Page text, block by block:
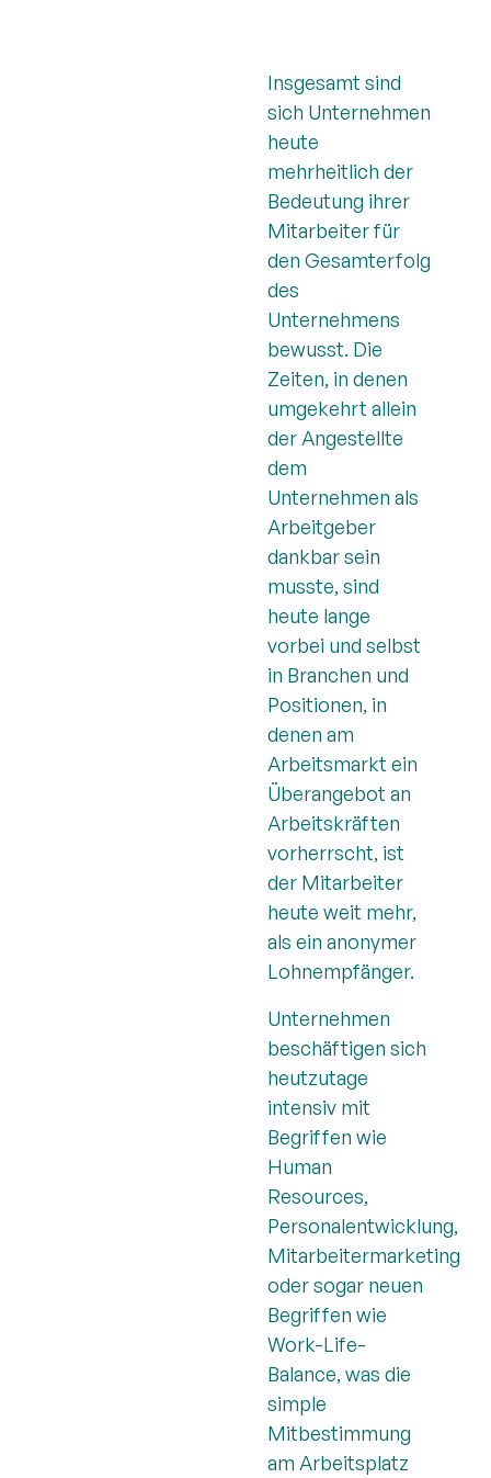
Insgesamt sind
sich Unternehmen
heute
mehrheitlich der
Bedeutung ihrer
Mitarbeiter für
den Gesamterfolg
des
Unternehmens
bewusst. Die
Zeiten, in denen
umgekehrt allein
der Angestellte
dem
Unternehmen als
Arbeitgeber
dankbar sein
musste, sind
heute lange
vorbei und selbst
in Branchen und
Positionen, in
denen am
Arbeitsmarkt ein
Überangebot an
Arbeitskräften
vorherrscht, ist
der Mitarbeiter
heute weit mehr,
als ein anonymer
Lohnempfänger.
Unternehmen
beschäftigen sich
heutzutage
intensiv mit
Begriffen wie
Human
Resources,
Personalentwicklung,
Mitarbeitermarketing
oder sogar neuen
Begriffen wie
Work-Life-
Balance, was die
simple
Mitbestimmung
am Arbeitsplatz